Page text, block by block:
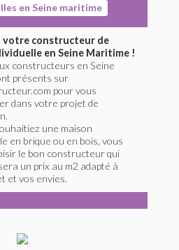
en Seine maritime
votre constructeur de
en Seine Maritime !
constructeurs en Seine
présents sur
pour vous
dans votre projet de
une maison
en brique ou en bois, vous
le bon constructeur qui
un prix au m2 adapté à
et vos envies.